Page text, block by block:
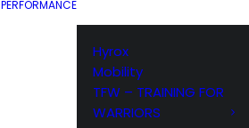
PERFORMANCE
Hyrox
Mobility
TFW – TRAINING FOR
WARRIORS